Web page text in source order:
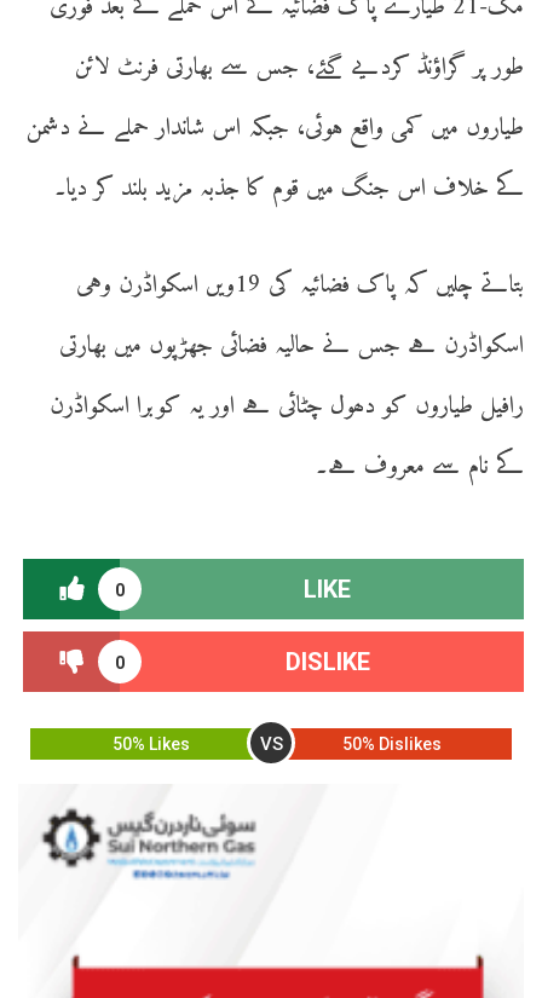
طور پر گراؤنڈ کردیے گئے، جس سے بھارتی فرنٹ لائن
طیاروں میں کمی واقع ہوئی، جبکہ اس شاندار حملے نے دشمن
کے خلاف اس جنگ میں قوم کا جذبہ مزید بلند کر دیا۔
بتاتے چلیں کہ پاک فضائیہ کی 19ویں اسکواڈرن وہی
اسکواڈرن ہے جس نے حالیہ فضائی جھڑپوں میں بھارتی
رافیل طیاروں کو دھول چٹائی ہے اور یہ کوبرا اسکواڈرن
کے نام سے معروف ہے۔
0 LIKE
0 DISLIKE
50% Likes VS 50% Dislikes